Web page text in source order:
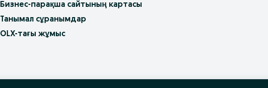
Бизнес-парақша сайтының картасы
Танымал сұранымдар
OLX-тағы жұмыс